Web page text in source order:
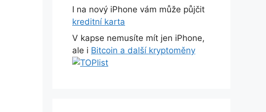
I na nový iPhone vám může půjčit
kreditní karta
V kapse nemusíte mít jen iPhone,
ale i Bitcoin a další kryptoměny